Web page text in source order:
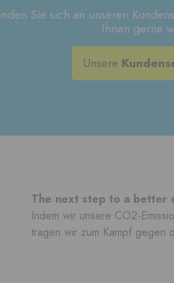
Sie sich an unseren
Ihnen gerne
Unsere
The next step to a better
Indem wir unsere CO2-
tragen wir zum Kampf gegen